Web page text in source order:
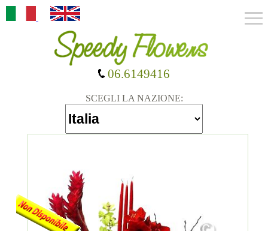
SCEGLI LA NAZIONE:
06.6149416